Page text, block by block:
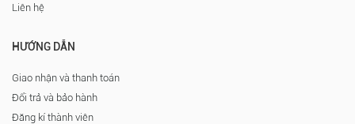
Liên hệ
HƯỚNG DẪN
Giao nhận và thanh toán
Đổi trả và bảo hành
Đăng kí thành viên